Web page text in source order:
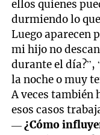
ellos quienes
durmiendo lo
Luego aparecen
mi hijo no
durante el día?”,
la noche o muy
A veces también
esos casos
—¿Cómo